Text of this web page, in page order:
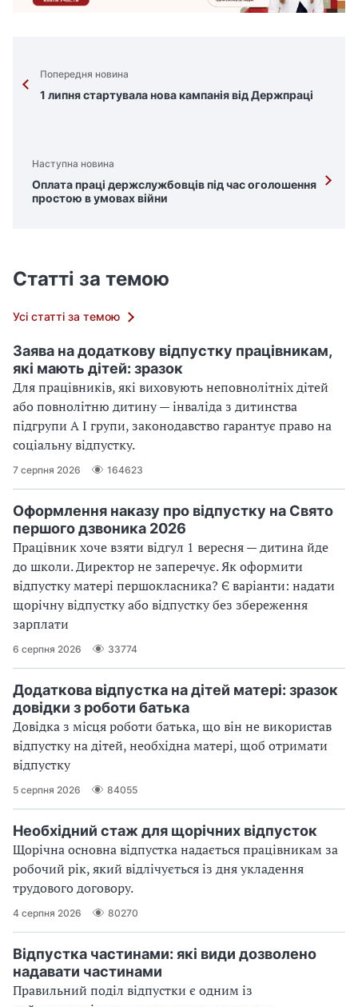
Попередня новина
1 липня стартувала нова кампанія від Держпраці
Наступна новина
Оплата праці держслужбовців під час оголошення
простою в умовах війни
Статті за темою
Усі статті за темою
Заява на додаткову відпустку працівникам,
які мають дітей: зразок
Для працівників, які виховують неповнолітніх дітей
або повнолітню дитину — інваліда з дитинства
підгрупи А І групи, законодавство гарантує право на
соціальну відпустку.
7 серпня 2026 164623
Оформлення наказу про відпустку на Свято
першого дзвоника 2026
Працівник хоче взяти відгул 1 вересня — дитина йде
до школи. Директор не заперечує. Як оформити
відпустку матері першокласника? Є варіанти: надати
щорічну відпустку або відпустку без збереження
зарплати
6 серпня 2026 33774
Додаткова відпустка на дітей матері: зразок
довідки з роботи батька
Довідка з місця роботи батька, що він не використав
відпустку на дітей, необхідна матері, щоб отримати
відпустку
5 серпня 2026 84055
Необхідний стаж для щорічних відпусток
Щорічна основна відпустка надається працівникам за
робочий рік, який відлічується із дня укладення
трудового договору.
4 серпня 2026 80270
Відпустка частинами: які види дозволено
надавати частинами
Правильний поділ відпустки є одним із